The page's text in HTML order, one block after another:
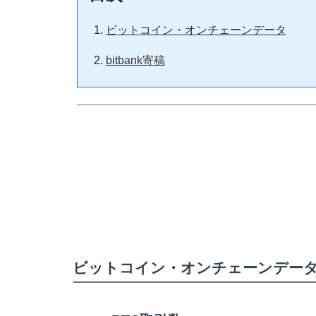
ビットコイン・オンチェーンデータ
bitbank寄稿
ビットコイン・オンチェーンデー